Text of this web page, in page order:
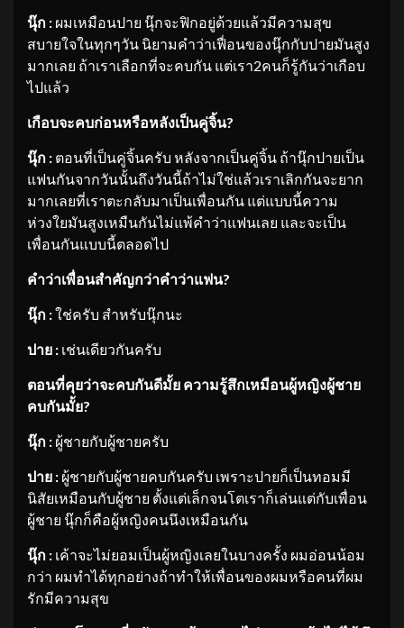
นุ๊ก : ผมเหมือนปาย นุ๊กจะฟิกอยู่ด้วยแล้วมีความสุข
สบายใจในทุกๆวัน นิยามคำว่าเฟื่อนของนุ๊กกับปายมันสูง
มากเลย ถ้าเราเลือกที่จะคบกัน แต่เรา2คนก็รู้กันว่าเกือบ
ไปแล้ว
เกือบจะคบก่อนหรือหลังเป็นคู่จิ้น?
นุ๊ก : ตอนที่เป็นคู่จิ้นครับ หลังจากเป็นคู่จิ้น ถ้านุ๊กปายเป็น
แฟนกันจากวันนั้นถึงวันนี้ถ้าไม่ใช่แล้วเราเลิกกันจะยาก
มากเลยที่เราตะกลับมาเป็นเพื่อนกัน แต่แบบนี้ความ
ห่วงใยมันสูงเหมืนกันไม่แพ้คำว่าแฟนเลย และจะเป็น
เพื่อนกันแบบนี้ตลอดไป
คำว่าเพื่อนสำคัญกว่าคำว่าแฟน?
นุ๊ก :ใช่ครับ สำหรับนุ๊กนะ
ปาย : เช่นเดียวกันครับ
ตอนที่คุยว่าจะคบกันดีมั้ย ความรู้สึกเหมือนผู้หญิงผู้ชาย
คบกันมั้ย?
นุ๊ก : ผู้ชายกับผู้ชายครับ
ปาย : ผู้ชายกับผู้ชายคบกันครับ เพราะปายก็เป็นทอมมี
นิสัยเหมือนกับผู้ชาย ตั้งแต่เล็กจนโตเราก็เล่นแต่กับเพื่อน
ผู้ชาย นุ๊กก็คือผู้หญิงคนนึงเหมือนกัน
นุ๊ก : เค้าจะไม่ยอมเป็นผู้หญิงเลยในบางครั้ง ผมอ่อนน้อม
กว่า ผมทำได้ทุกอย่างถ้าทำให้เพื่อนของผมหรือคนที่ผม
รักมีความสุข